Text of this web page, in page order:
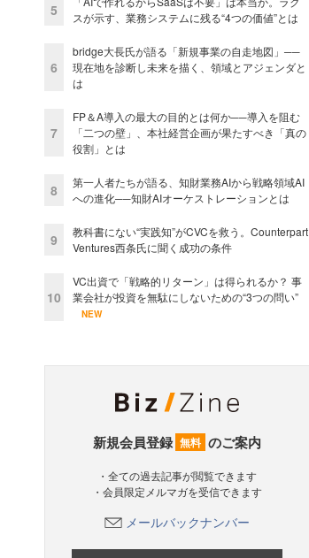
5
スが示す、業務システムに残る“4つの価値”とは
6
bridge大長氏が語る「新規事業の自走地図」──
現在地を診断し未来を描く、領域とアジェンダと
は
7
FP＆A導入の最大の目的とは何か──導入を阻む
「二つの壁」、本社経営企画が果たすべき「真の
役割」とは
8
第一人者たちが語る、知財業務AIから戦略領域AI
への進化──知財AIオーケストレーションとは
9
教科書にない“実践知”がCVCを救う。Counterpart
Ventures西条氏に聞く成功の条件
10
VC出資で「戦略的リターン」は得られるか？ 事
業会社が投資を無駄にしないための“3つの問い”
NEW
新規会員登録 無料 のご案内
・全ての過去記事が閲覧できます
・会員限定メルマガを受信できます
メールバックナンバー